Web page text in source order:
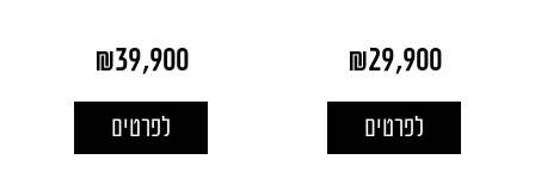
₪29,900
לפרטים
₪39,900
לפרטים